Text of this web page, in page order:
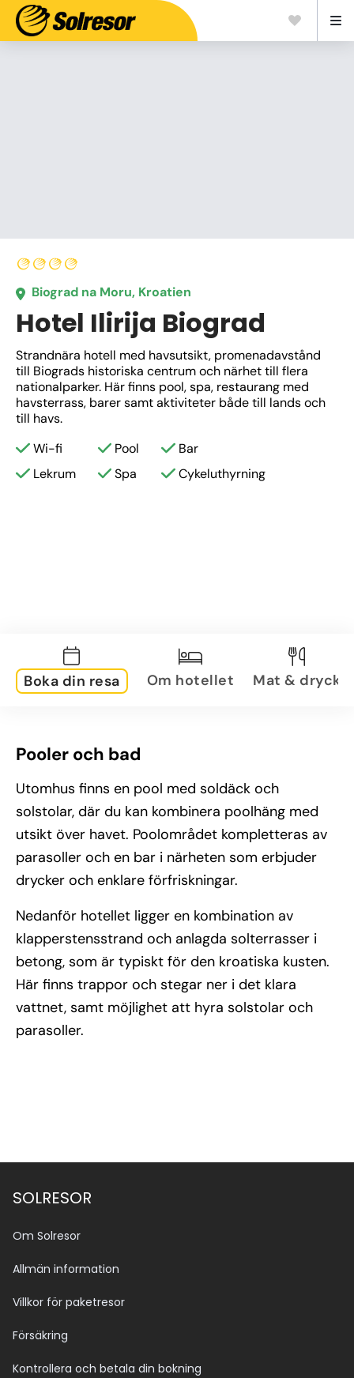
Biograd na Moru, Kroatien
Hotel Ilirija Biograd
Strandnära hotell med havsutsikt, promenadavstånd
till Biograds historiska centrum och närhet till flera
nationalparker. Här finns pool, spa, restaurang med
havsterrass, barer samt aktiviteter både till lands och
till havs.
Wi-fi
Pool
Bar
Lekrum
Spa Cykeluthyrning
Boka din resa Om hotellet Mat & dryck
Pooler och bad
Utomhus finns en pool med soldäck och
solstolar, där du kan kombinera poolhäng med
utsikt över havet. Poolområdet kompletteras av
parasoller och en bar i närheten som erbjuder
drycker och enklare förfriskningar.
Nedanför hotellet ligger en kombination av
klapperstensstrand och anlagda solterrasser i
betong, som är typiskt för den kroatiska kusten.
Här finns trappor och stegar ner i det klara
vattnet, samt möjlighet att hyra solstolar och
parasoller.
SOLRESOR
Om Solresor
Allmän information
Villkor för paketresor
Försäkring
Kontrollera och betala din bokning